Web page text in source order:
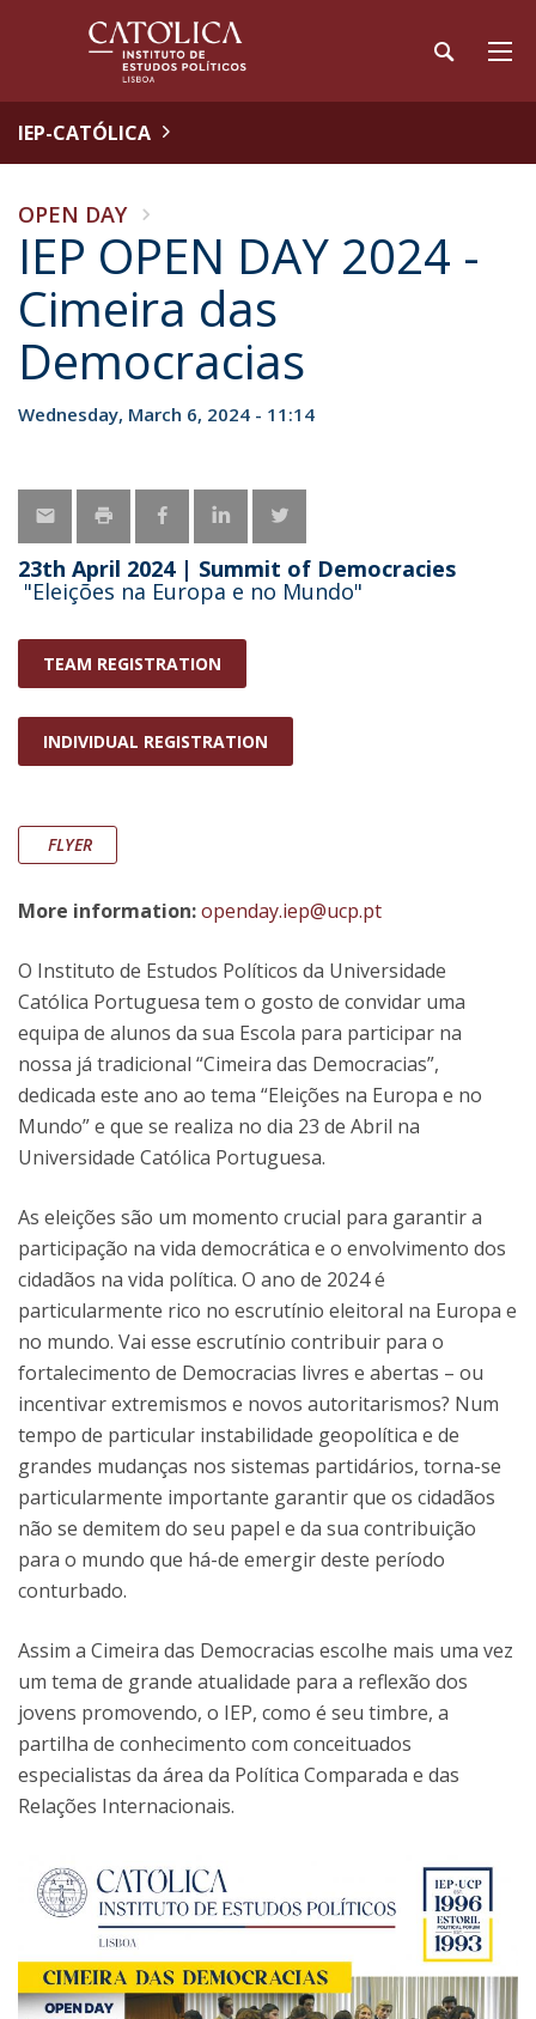
IEP-CATÓLICA
OPEN DAY
IEP OPEN DAY 2024 -
Cimeira das
Democracias
Wednesday, March 6, 2024 - 11:14
23th April 2024 | Summit of Democracies
"Eleições na Europa e no Mundo"
TEAM REGISTRATION
INDIVIDUAL REGISTRATION
FLYER
More information:openday.iep@ucp.pt
O Instituto de Estudos Políticos da Universidade
Católica Portuguesa tem o gosto de convidar uma
equipa de alunos da sua Escola para participar na
nossa já tradicional “Cimeira das Democracias”,
dedicada este ano ao tema “Eleições na Europa e no
Mundo” e que se realiza no dia 23 de Abril na
Universidade Católica Portuguesa.
As eleições são um momento crucial para garantir a
participação na vida democrática e o envolvimento dos
cidadãos na vida política. O ano de 2024 é
particularmente rico no escrutínio eleitoral na Europa e
no mundo. Vai esse escrutínio contribuir para o
fortalecimento de Democracias livres e abertas – ou
incentivar extremismos e novos autoritarismos? Num
tempo de particular instabilidade geopolítica e de
grandes mudanças nos sistemas partidários, torna-se
particularmente importante garantir que os cidadãos
não se demitem do seu papel e da sua contribuição
para o mundo que há-de emergir deste período
conturbado.
Assim a Cimeira das Democracias escolhe mais uma vez
um tema de grande atualidade para a reflexão dos
jovens promovendo, o IEP, como é seu timbre, a
partilha de conhecimento com conceituados
especialistas da área da Política Comparada e das
Relações Internacionais.